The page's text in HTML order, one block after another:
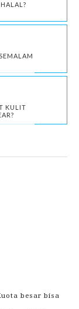
KULIT
besar bisa